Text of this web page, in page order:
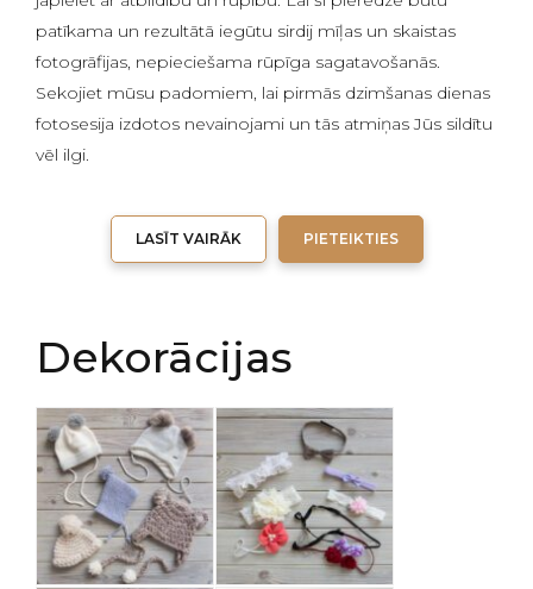
patīkama un rezultātā iegūtu sirdij mīļas un skaistas
fotogrāfijas, nepieciešama rūpīga sagatavošanās.
Sekojiet mūsu padomiem, lai pirmās dzimšanas dienas
fotosesija izdotos nevainojami un tās atmiņas Jūs sildītu
vēl ilgi.
LASĪT VAIRĀK PIETEIKTIES
Dekorācijas